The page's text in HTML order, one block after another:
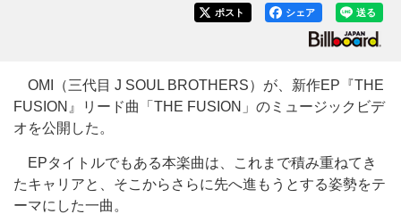
送る
シェア
ポスト
OMI（三代目 J SOUL BROTHERS）が、新作EP『THE
FUSION』リード曲「THE FUSION」のミュージックビデ
オを公開した。
EPタイトルでもある本楽曲は、これまで積み重ねてき
たキャリアと、そこからさらに先へ進もうとする姿勢をテ
ーマにした一曲。